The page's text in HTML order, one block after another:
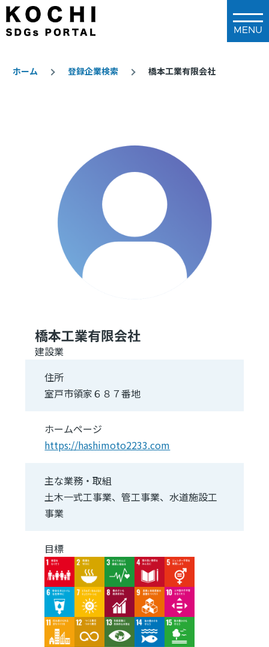
メインコンテンツに移動
ホーム 登録企業検索 橋本工業有限会社
橋本工業有限会社
建設業
住所
室戸市領家６８７番地
ホームページ
https://hashimoto2233.com
主な業務・取組
土木一式工事業、管工事業、水道施設工
事業
目標
Image
Image Image Image Image
Image Image Image Image Image
Image Image Image Image Image